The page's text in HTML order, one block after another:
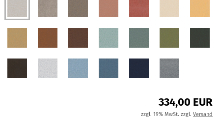
334,00 EUR
zzgl. 19% MwSt. zzgl. Versand